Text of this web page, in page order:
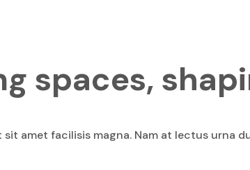
spaces,
amet facilisis magna. Nam at lectus urna